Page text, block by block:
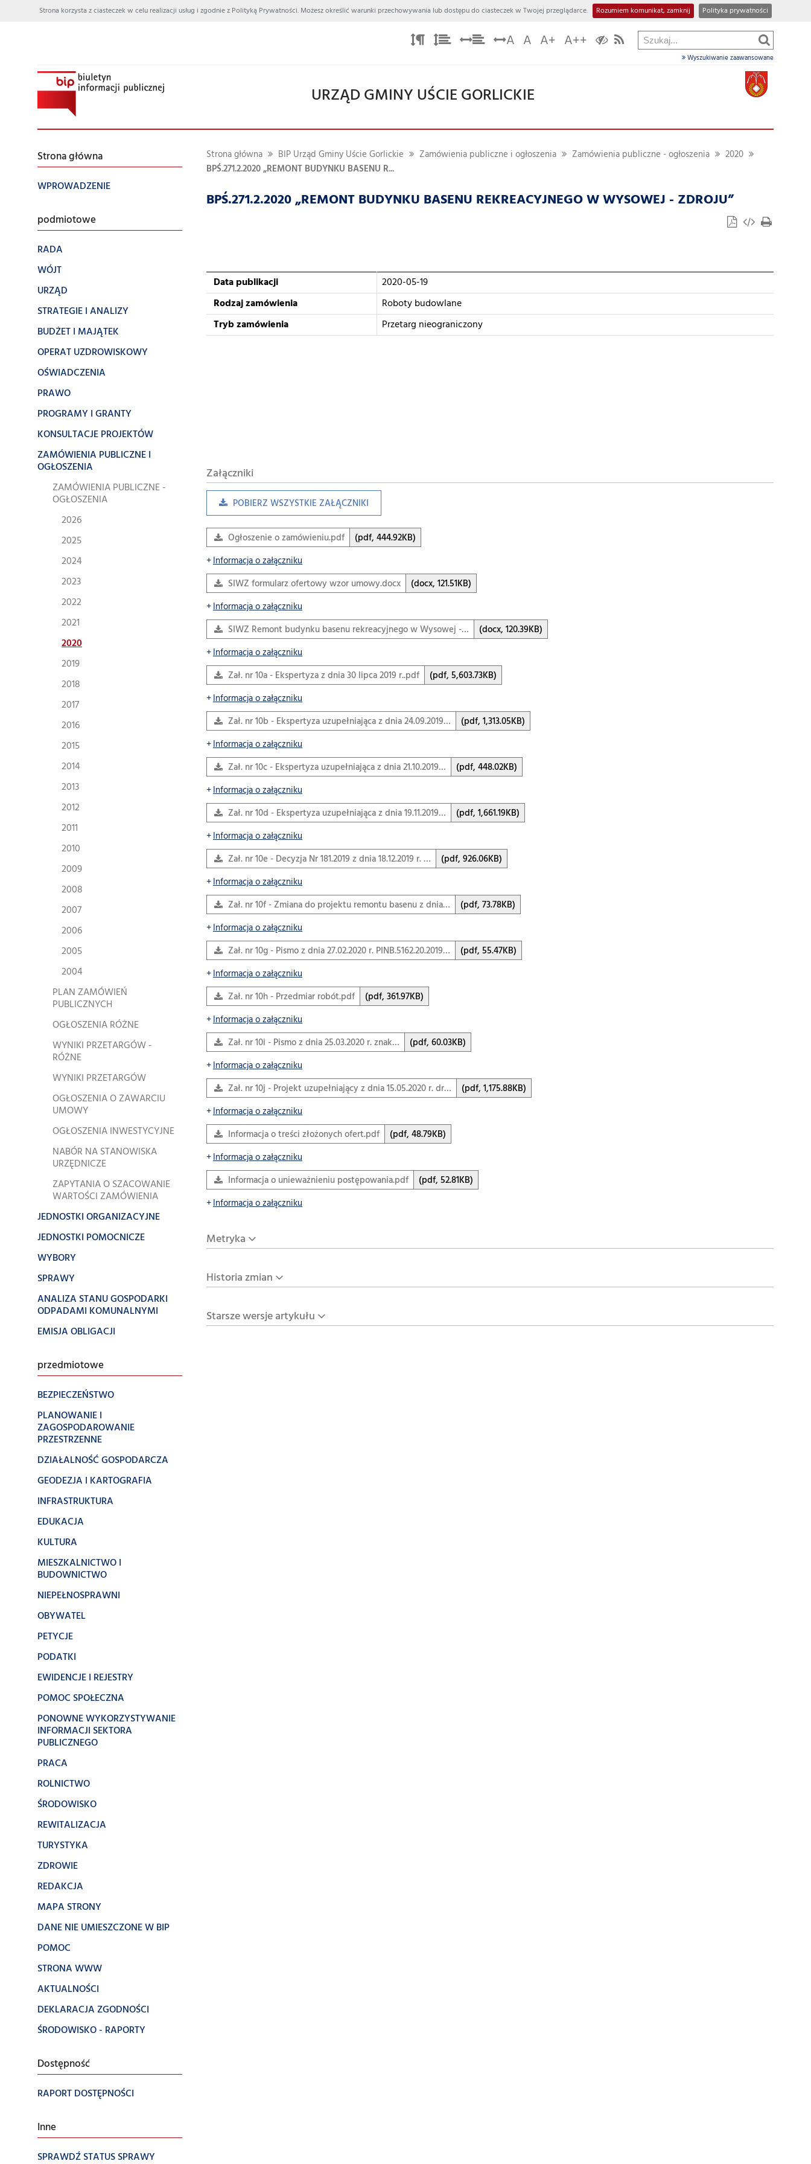
Strona korzysta z ciasteczek w celu realizacji usług i zgodnie z Polityką Prywatności. Możesz określić warunki przechowywania lub dostępu do ciasteczek w Twojej przeglądarce. Rozumiem komunikat, zamknij Polityka prywatności
A A A+ A++
Wyszukiwanie zaawansowane
URZĄD GMINY UŚCIE GORLICKIE
Strona główna
WPROWADZENIE
podmiotowe
RADA
WÓJT
URZĄD
STRATEGIE I ANALIZY
BUDŻET I MAJĄTEK
OPERAT UZDROWISKOWY
OŚWIADCZENIA
PRAWO
PROGRAMY I GRANTY
KONSULTACJE PROJEKTÓW
ZAMÓWIENIA PUBLICZNE I
OGŁOSZENIA
ZAMÓWIENIA PUBLICZNE -
OGŁOSZENIA
2026
2025
2024
2023
2022
2021
2020
2019
2018
2017
2016
2015
2014
2013
2012
2011
2010
2009
2008
2007
2006
2005
2004
PLAN ZAMÓWIEŃ
PUBLICZNYCH
OGŁOSZENIA RÓŻNE
WYNIKI PRZETARGÓW -
RÓŻNE
WYNIKI PRZETARGÓW
OGŁOSZENIA O ZAWARCIU
UMOWY
OGŁOSZENIA INWESTYCYJNE
NABÓR NA STANOWISKA
URZĘDNICZE
ZAPYTANIA O SZACOWANIE
WARTOŚCI ZAMÓWIENIA
JEDNOSTKI ORGANIZACYJNE
JEDNOSTKI POMOCNICZE
WYBORY
SPRAWY
ANALIZA STANU GOSPODARKI
ODPADAMI KOMUNALNYMI
EMISJA OBLIGACJI
przedmiotowe
BEZPIECZEŃSTWO
PLANOWANIE I
ZAGOSPODAROWANIE
PRZESTRZENNE
DZIAŁALNOŚĆ GOSPODARCZA
GEODEZJA I KARTOGRAFIA
INFRASTRUKTURA
EDUKACJA
KULTURA
MIESZKALNICTWO I
BUDOWNICTWO
NIEPEŁNOSPRAWNI
OBYWATEL
PETYCJE
PODATKI
EWIDENCJE I REJESTRY
POMOC SPOŁECZNA
PONOWNE WYKORZYSTYWANIE
INFORMACJI SEKTORA
PUBLICZNEGO
PRACA
ROLNICTWO
ŚRODOWISKO
REWITALIZACJA
TURYSTYKA
ZDROWIE
REDAKCJA
MAPA STRONY
DANE NIE UMIESZCZONE W BIP
POMOC
STRONA WWW
AKTUALNOŚCI
DEKLARACJA ZGODNOŚCI
ŚRODOWISKO - RAPORTY
Dostępność
RAPORT DOSTĘPNOŚCI
Inne
SPRAWDŹ STATUS SPRAWY
Strona główna BIP Urząd Gminy Uście Gorlickie Zamówienia publiczne i ogłoszenia Zamówienia publiczne - ogłoszenia
2020
BPŚ.271.2.2020 „REMONT BUDYNKU BASENU R...
BPŚ.271.2.2020 „REMONT BUDYNKU BASENU REKREACYJNEGO W WYSOWEJ - ZDROJU”
Data publikacji
2020-05-19
Rodzaj zamówienia
Roboty budowlane
Tryb zamówienia
Przetarg nieograniczony
Załączniki
POBIERZ WSZYSTKIE ZAŁĄCZNIKI
Ogłoszenie o zamówieniu.pdf
(pdf, 444.92KB)
Informacja o załączniku
SIWZ formularz ofertowy wzor umowy.docx
(docx, 121.51KB)
Informacja o załączniku
SIWZ Remont budynku basenu rekreacyjnego w Wysowej -…
(docx, 120.39KB)
Informacja o załączniku
Zał. nr 10a - Ekspertyza z dnia 30 lipca 2019 r..pdf
(pdf, 5,603.73KB)
Informacja o załączniku
Zał. nr 10b - Ekspertyza uzupełniająca z dnia 24.09.2019…
(pdf, 1,313.05KB)
Informacja o załączniku
Zał. nr 10c - Ekspertyza uzupełniająca z dnia 21.10.2019…
(pdf, 448.02KB)
Informacja o załączniku
Zał. nr 10d - Ekspertyza uzupełniająca z dnia 19.11.2019…
(pdf, 1,661.19KB)
Informacja o załączniku
Zał. nr 10e - Decyzja Nr 181.2019 z dnia 18.12.2019 r. …
(pdf, 926.06KB)
Informacja o załączniku
Zał. nr 10f - Zmiana do projektu remontu basenu z dnia…
(pdf, 73.78KB)
Informacja o załączniku
Zał. nr 10g - Pismo z dnia 27.02.2020 r. PINB.5162.20.2019…
(pdf, 55.47KB)
Informacja o załączniku
Zał. nr 10h - Przedmiar robót.pdf
(pdf, 361.97KB)
Informacja o załączniku
Zał. nr 10i - Pismo z dnia 25.03.2020 r. znak…
(pdf, 60.03KB)
Informacja o załączniku
Zał. nr 10j - Projekt uzupełniający z dnia 15.05.2020 r. dr…
(pdf, 1,175.88KB)
Informacja o załączniku
Informacja o treści złożonych ofert.pdf
(pdf, 48.79KB)
Informacja o załączniku
Informacja o unieważnieniu postępowania.pdf
(pdf, 52.81KB)
Informacja o załączniku
Metryka
Historia zmian
Starsze wersje artykułu